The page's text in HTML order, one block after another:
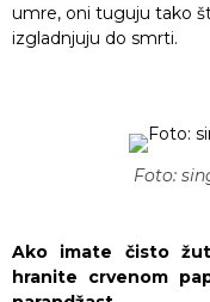
umre, oni tuguju tako
izgladnjuju do smrti.
Foto:
Ako imate čisto
hranite crvenom